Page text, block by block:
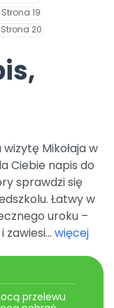
Mikołaja w
Ciebie napis do
sprawdzi się
Łatwy w
uroku –
więcej
przelewu